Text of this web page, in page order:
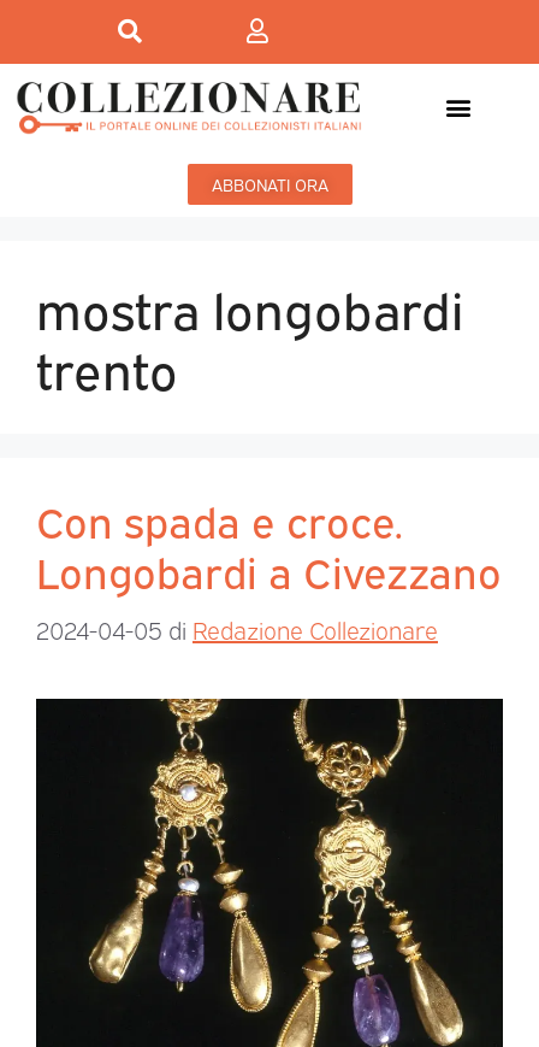
ABBONATI ORA
mostra longobardi
trento
Con spada e croce.
Longobardi a Civezzano
2024-04-05 di Redazione Collezionare